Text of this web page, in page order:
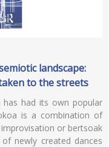
landscape:
to the streets
has had its own popular
is a combination of
or bertsoak
newly created dances